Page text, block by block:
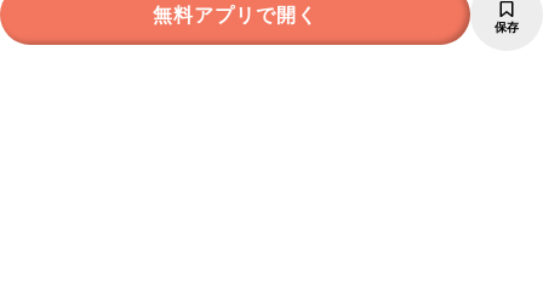
無料アプリで開く 保存